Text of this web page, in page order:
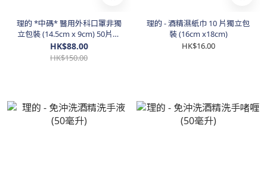
理的 *中碼* 醫用外科口罩非獨
立包裝 (14.5cm x 9cm) 50片裝
- 香港製造
HK$88.00
HK$150.00
理的 - 酒精濕紙巾 10 片獨立包
裝 (16cm x18cm)
HK$16.00